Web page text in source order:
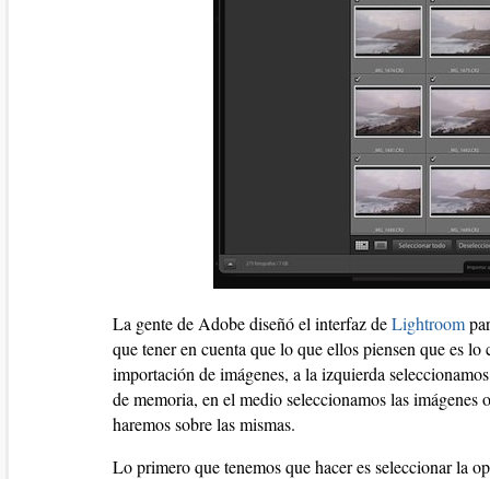
La gente de Adobe diseñó el interfaz deLightroom
que tener en cuenta que lo que ellos piensen que es
importación de imágenes, a la izquierda
de memoria, en el medio seleccionamos las
haremos sobre las mismas.
Lo primero que tenemos que hacer es seleccionar la